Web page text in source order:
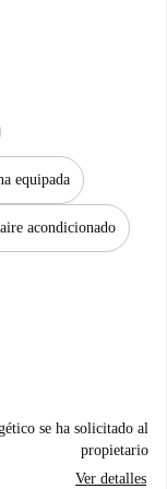
equipada
acondicionado
se ha solicitado al
propietario
Ver detalles